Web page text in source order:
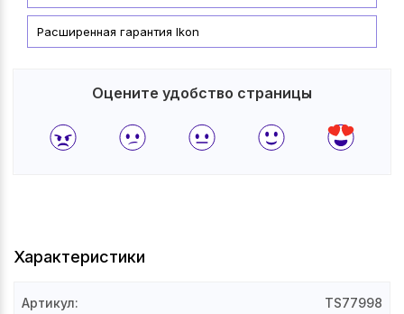
Расширенная гарантия Ikon
Оцените удобство страницы
Характеристики
Артикул: TS77998